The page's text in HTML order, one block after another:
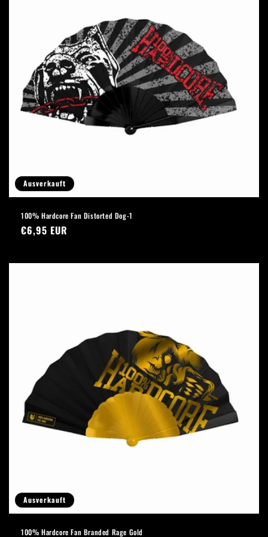
Ausverkauft
100% Hardcore Fan Distorted Dog-1
Normaler
€6,95 EUR
Ausverkauft
100% Hardcore Fan Branded Rage Gold